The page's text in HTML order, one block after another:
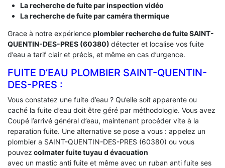
La recherche de fuite par inspection vidéo
La recherche de fuite par caméra thermique
Grace à notre expérience plombier recherche de fuite SAINT-
QUENTIN-DES-PRES (60380) détecter et localise vos fuite
d’eau a tarif clair et précis, et même en cas d’urgence.
FUITE D’EAU PLOMBIER SAINT-QUENTIN-
DES-PRES :
Vous constatez une fuite d’eau ? Qu’elle soit apparente ou
caché la fuite d’eau doit être géré par méthodologie. Vous avez
Coupé l’arrivé général d’eau, maintenant procéder vite à la
reparation fuite. Une alternative se pose a vous : appelez un
plombier a SAINT-QUENTIN-DES-PRES (60380) ou vous
pouvez colmater fuite tuyau d évacuation
avec un mastic anti fuite et même avec un ruban anti fuite ses